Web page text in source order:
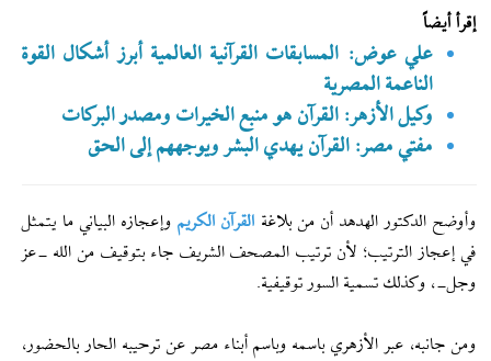
إقرأ أيضاً
علي عوض: المسابقات القرآنية العالمية أبرز أشكال القوة
الناعمة المصرية
وكيل الأزهر: القرآن هو منبع الخيرات ومصدر البركات
مفتي مصر: القرآن يهدي البشر ويوجههم إلى الحق
وأوضح الدكتور الهدهد أن من بلاغة القرآن الكريموإعجازه البياني ما يتمثل
في إعجاز الترتيب؛ لأن ترتيب المصحف الشريف جاء بتوقيف من الله -عز
وجل-، وكذلك تسمية السور توقيفية.
ومن جانبه، عبر الأزهري باسمه وباسم أبناء مصر عن ترحيبه الحار بالحضور،